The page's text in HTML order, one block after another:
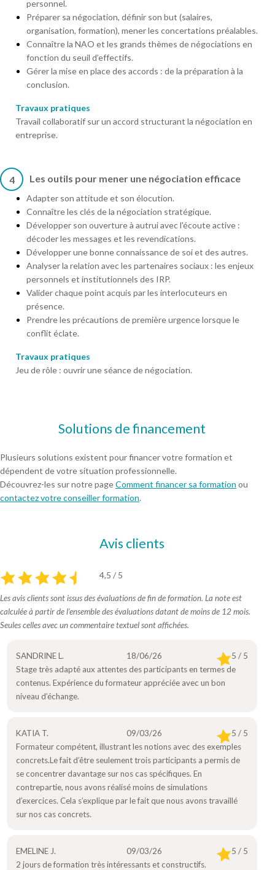
personnel.
Préparer sa négociation, définir son but (salaires,
organisation, formation), mener les concertations préalables.
Connaître la NAO et les grands thèmes de négociations en
fonction du seuil d’effectifs.
Gérer la mise en place des accords : de la préparation à la
conclusion.
Travaux pratiques
Travail collaboratif sur un accord structurant la négociation en
entreprise.
4 Les outils pour mener une négociation efficace
Adapter son attitude et son élocution.
Connaître les clés de la négociation stratégique.
Développer son ouverture à autrui avec l'écoute active :
décoder les messages et les revendications.
Développer une bonne connaissance de soi et des autres.
Analyser la relation avec les partenaires sociaux : les enjeux
personnels et institutionnels des IRP.
Valider chaque point acquis par les interlocuteurs en
présence.
Prendre les précautions de première urgence lorsque le
conflit éclate.
Travaux pratiques
Jeu de rôle : ouvrir une séance de négociation.
Solutions de financement
Plusieurs solutions existent pour financer votre formation et
dépendent de votre situation professionnelle.
Découvrez-les sur notre pageComment financer sa formation ou
contactez votre conseiller formation.
Avis clients
4,5 / 5
Les avis clients sont issus des évaluations de fin de formation. La note est
calculée à partir de l’ensemble des évaluations datant de moins de 12 mois.
Seules celles avec un commentaire textuel sont affichées.
SANDRINE L. 18/06/26
5 / 5
Stage très adapté aux attentes des participants en termes de
contenus. Expérience du formateur appréciée avec un bon
niveau d’échange.
KATIA T. 09/03/26
5 / 5
Formateur compétent, illustrant les notions avec des exemples
concrets.Le fait d’être seulement trois participants a permis de
se concentrer davantage sur nos cas spécifiques. En
contrepartie, nous avons réalisé moins de simulations
d’exercices. Cela s’explique par le fait que nous avons travaillé
sur nos cas concrets.
EMELINE J. 09/03/26
5 / 5
2 jours de formation très intéressants et constructifs.